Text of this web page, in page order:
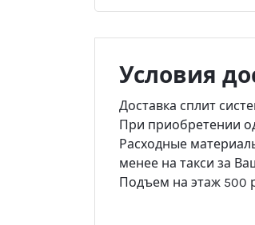
Условия
Доставка сплит
При приобретении
Расходные
менее на такси за
Подъем на этаж 500